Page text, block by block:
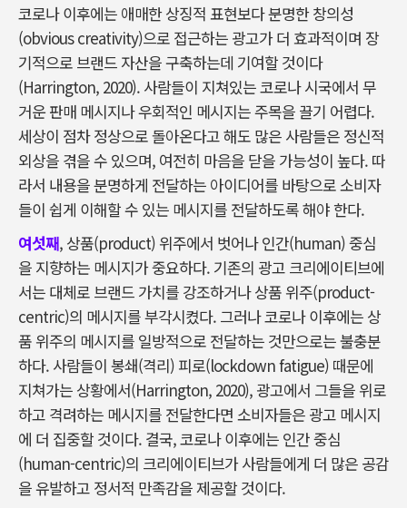
코로나 이후에는 애매한 상징적 표현보다 분명한 창의성
(obvious creativity)으로 접근하는 광고가 더 효과적이며 장
기적으로 브랜드 자산을 구축하는데 기여할 것이다
(Harrington, 2020). 사람들이 지쳐있는 코로나 시국에서 무
거운 판매 메시지나 우회적인 메시지는 주목을 끌기 어렵다.
세상이 점차 정상으로 돌아온다고 해도 많은 사람들은 정신적
외상을 겪을 수 있으며, 여전히 마음을 닫을 가능성이 높다. 따
라서 내용을 분명하게 전달하는 아이디어를 바탕으로 소비자
들이 쉽게 이해할 수 있는 메시지를 전달하도록 해야 한다.
여섯째, 상품(product) 위주에서 벗어나 인간(human) 중심
을 지향하는 메시지가 중요하다. 기존의 광고 크리에이티브에
서는 대체로 브랜드 가치를 강조하거나 상품 위주(product-
centric)의 메시지를 부각시켰다. 그러나 코로나 이후에는 상
품 위주의 메시지를 일방적으로 전달하는 것만으로는 불충분
하다. 사람들이 봉쇄(격리) 피로(lockdown fatigue) 때문에
지쳐가는 상황에서(Harrington, 2020), 광고에서 그들을 위로
하고 격려하는 메시지를 전달한다면 소비자들은 광고 메시지
에 더 집중할 것이다. 결국, 코로나 이후에는 인간 중심
(human-centric)의 크리에이티브가 사람들에게 더 많은 공감
을 유발하고 정서적 만족감을 제공할 것이다.